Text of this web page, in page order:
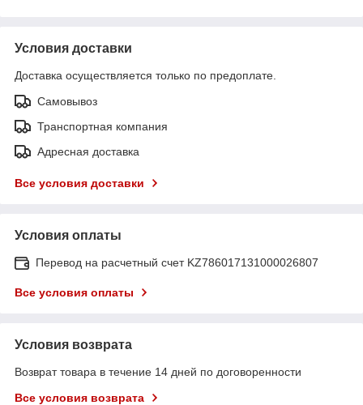
Условия доставки
Доставка осуществляется только по предоплате.
Самовывоз
Транспортная компания
Адресная доставка
Все условия доставки
Условия оплаты
Перевод на расчетный счет KZ786017131000026807
Все условия оплаты
Условия возврата
Возврат товара в течение 14 дней по договоренности
Все условия возврата